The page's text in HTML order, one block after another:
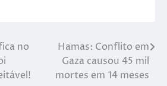
no
Hamas: Conflito em
Gaza causou 45 mil
mortes em 14 meses